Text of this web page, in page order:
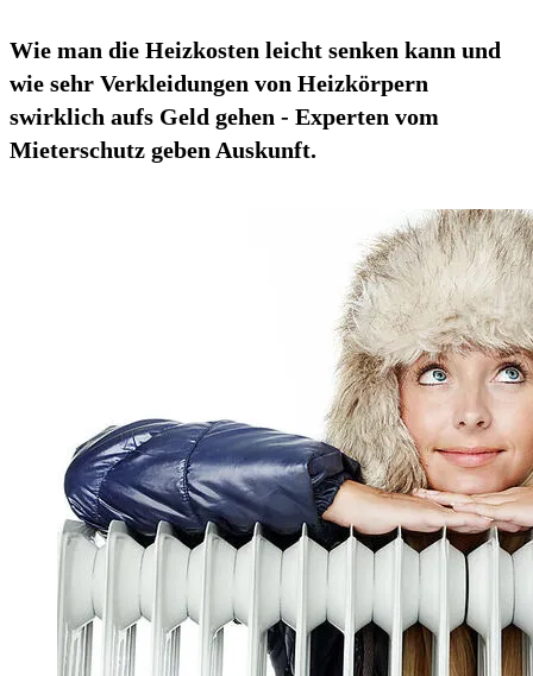
Wie man die Heizkosten leicht senken kann und
wie sehr Verkleidungen von Heizkörpern
swirklich aufs Geld gehen - Experten vom
Mieterschutz geben Auskunft.